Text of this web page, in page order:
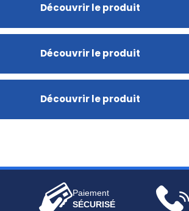
Découvrir le produit
Découvrir le produit
Découvrir le produit
Paiement
SÉCURISÉ